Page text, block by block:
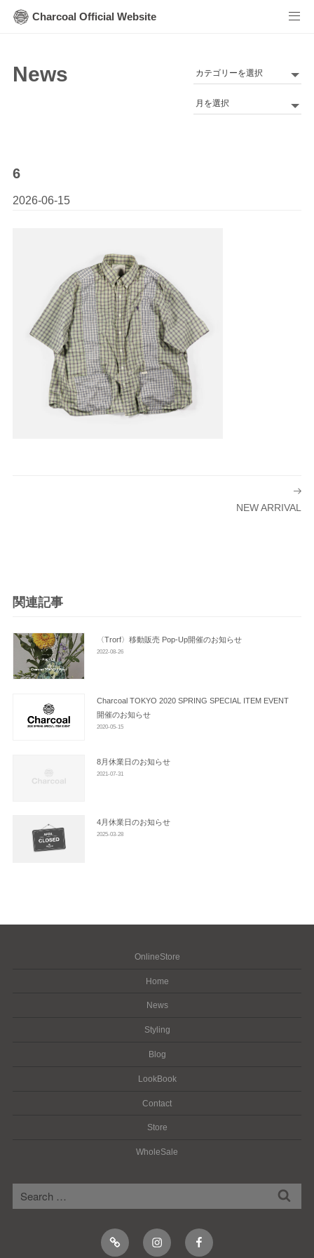
Charcoal Official Website
News
カ
ゴArchives
6
2026-06-15
シ
ン
NEW ARRIVAL
関連記事
〈trorf〉移動販売 Pop-Up開催のお知らせ
2022-08-26
Charcoal TOKYO 2020 SPRING SPECIAL ITEM EVENT
開催のお知らせ
2020-05-15
8月休業日のお知らせ
2021-07-31
4月休業日のお知らせ
2025-03-28
OnlineStore
Home
News
Styling
Blog
LookBook
Contact
Store
WholeSale
Online
Shop
InstagramFacebook